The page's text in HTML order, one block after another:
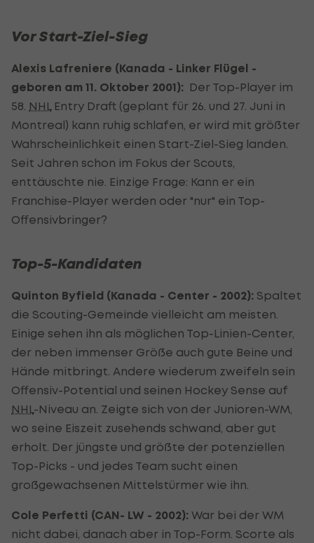
Vor Start-Ziel-Sieg
Alexis Lafreniere (Kanada - Linker Flügel -
geboren am 11. Oktober 2001): Der Top-Player im
58. NHL Entry Draft (geplant für 26. und 27. Juni in
Montreal) kann ruhig schlafen, er wird mit größter
Wahrscheinlichkeit einen Start-Ziel-Sieg landen.
Seit Jahren schon im Fokus der Scouts,
enttäuschte nie. Einzige Frage: Kann er ein
Franchise-Player werden oder "nur" ein Top-
Offensivbringer?
Top-5-Kandidaten
Quinton Byfield (Kanada - Center - 2002): Spaltet
die Scouting-Gemeinde vielleicht am meisten.
Einige sehen ihn als möglichen Top-Linien-Center,
der neben immenser Größe auch gute Beine und
Hände mitbringt. Andere wiederum zweifeln sein
Offensiv-Potential und seinen Hockey Sense auf
NHL -Niveau an. Zeigte sich von der Junioren-WM,
wo seine Eiszeit zusehends schwand, aber gut
erholt. Der jüngste und größte der potenziellen
Top-Picks - und jedes Team sucht einen
großgewachsenen Mittelstürmer wie ihn.
Cole Perfetti (CAN- LW - 2002): War bei der WM
nicht dabei, danach aber in Top-Form. Scorte als